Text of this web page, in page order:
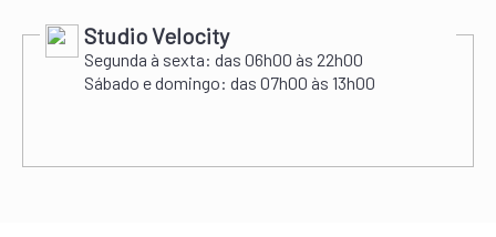
Studio Velocity
Segunda à sexta: das 06h00 às 22h00
Sábado e domingo: das 07h00 às 13h00